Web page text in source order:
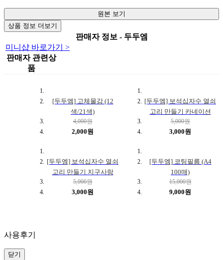
원본 보기
상품 정보 더보기
판매자 정보 - 두두엠
미니샵 바로가기 >
판매자 관련상
품
[두두엠] 고체물감 (12
색/21색)
4,000원
2,000원
[두두엠] 보석십자수 열쇠
고리 만들기 카네이션
5,000원
3,000원
[두두엠] 보석십자수 열쇠
고리 만들기 지구사랑
5,000원
3,000원
[두두엠] 코팅필름 (A4
100매)
15,000원
9,000원
사용후기
닫기